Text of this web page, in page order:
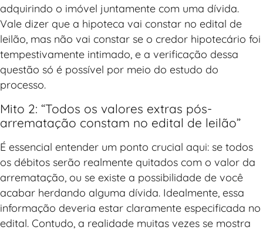
adquirindo o imóvel juntamente com uma dívida.
Vale dizer que a hipoteca vai constar no edital de
leilão, mas não vai constar se o credor hipotecário foi
tempestivamente intimado, e a verificação dessa
questão só é possível por meio do estudo do
processo.
Mito 2: “Todos os valores extras pós-
arrematação constam no edital de leilão”
É essencial entender um ponto crucial aqui: se todos
os débitos serão realmente quitados com o valor da
arrematação, ou se existe a possibilidade de você
acabar herdando alguma dívida. Idealmente, essa
informação deveria estar claramente especificada no
edital. Contudo, a realidade muitas vezes se mostra